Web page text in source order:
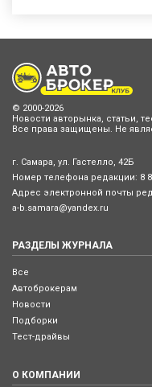
© 2000-2026
Новости авторынка, статьи,
Все права защищены. Не
г. Самара, ул. Гастелло, 42Б
Номер телефона редакции: 8
Адрес электронной почты
a-b.samara@yandex.ru
РАЗДЕЛЫ ЖУРНАЛА
Все
Автоброкерам
Новости
Подборки
Тест-драйвы
О КОМПАНИИ